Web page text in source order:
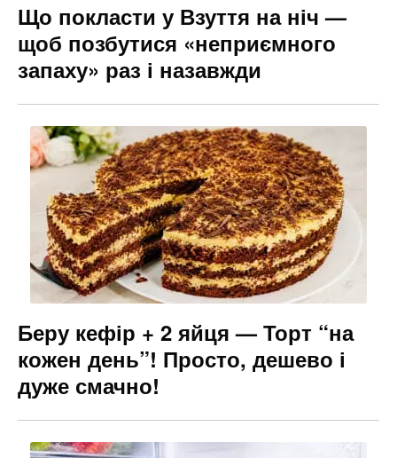
Що покласти у Взуття на ніч —
щоб позбутися «неприємного
запаху» раз і назавжди
Беру кефір + 2 яйця — Торт “на
кожен день”! Просто, дешево і
дуже смачно!